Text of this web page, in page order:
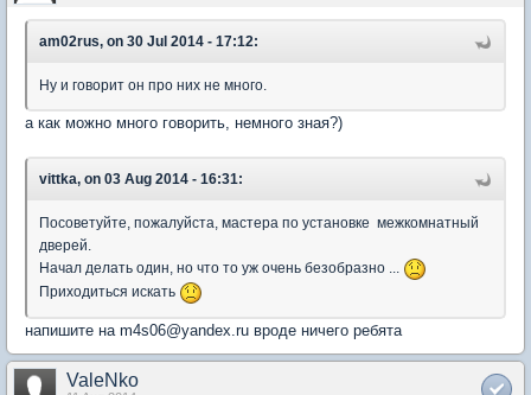
am02rus, on 30 Jul 2014 - 17:12:
Ну и говорит он про них не много.
а как можно много говорить, немного зная?)
vittka, on 03 Aug 2014 - 16:31:
Посоветуйте, пожалуйста, мастера по установке межкомнатный
дверей.
Начал делать один, но что то уж очень безобразно ...
Приходиться искать
напишите на m4s06@yandex.ru вроде ничего ребята
ValeNko